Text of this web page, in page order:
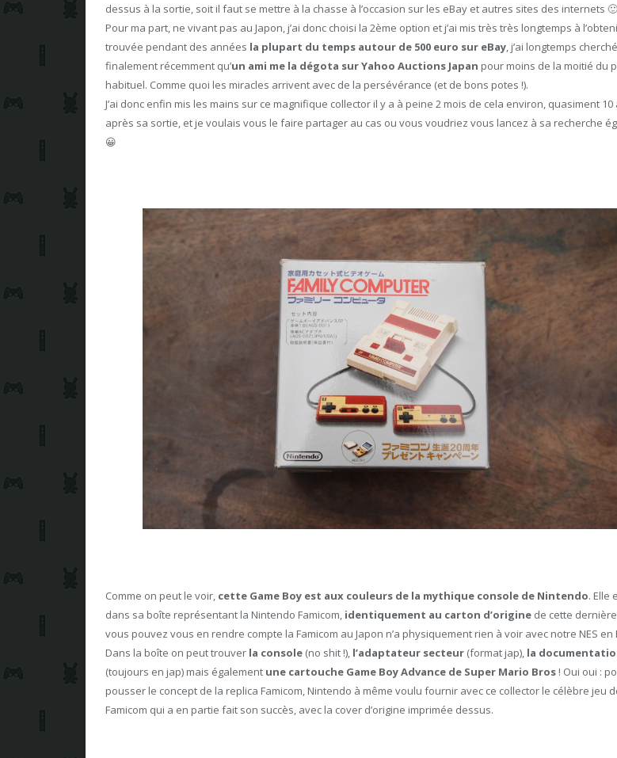
dessus à la sortie, soit il faut se mettre à la chasse à l’occasion sur les eBay et autres sites des internets 🙂
Pour ma part, ne vivant pas au Japon, j’ai donc choisi la 2ème option et j’ai mis très très longtemps à
trouvée pendant des années la plupart du temps autour de 500 euro sur eBay, j’ai longtemps
finalement récemment qu’un ami me la dégota sur Yahoo Auctions Japan pour moins de la moitié du
habituel. Comme quoi les miracles arrivent avec de la persévérance (et de bons potes !).
J’ai donc enfin mis les mains sur ce magnifique collector il y a à peine 2 mois de cela environ, quasiment 10
après sa sortie, et je voulais vous le faire partager au cas ou vous voudriez vous lancez à sa recherche
😀
Comme on peut le voir, cette Game Boy est aux couleurs de la mythique console de Nintendo. Elle
dans sa boîte représentant la Nintendo Famicom, identiquement au carton d’origine de cette
vous pouvez vous en rendre compte la Famicom au Japon n’a physiquement rien à voir avec notre NES en
Dans la boîte on peut trouver la console (no shit !), l’adaptateur secteur (format jap), la
(toujours en jap) mais également une cartouche Game Boy Advance de Super Mario Bros ! Oui oui :
pousser le concept de la replica Famicom, Nintendo à même voulu fournir avec ce collector le célèbre jeu
Famicom qui a en partie fait son succès, avec la cover d’origine imprimée dessus.